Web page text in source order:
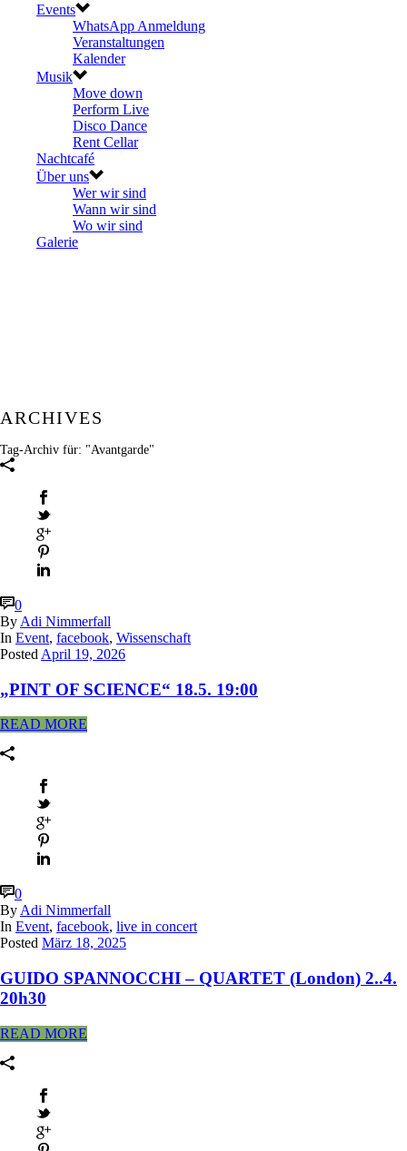
Events
WhatsApp Anmeldung
Veranstaltungen
Kalender
Musik
Move down
Perform Live
Disco Dance
Rent Cellar
Nachtcafé
Über uns
Wer wir sind
Wann wir sind
Wo wir sind
Galerie
ARCHIVES
Tag-Archiv für: "Avantgarde"
0
By Adi Nimmerfall
In Event, facebook, Wissenschaft
Posted April 19, 2026
„PINT OF SCIENCE“ 18.5. 19:00
READ MORE
0
ByAdi Nimmerfall
In Event, facebook, live in concert
Posted März 18, 2025
GUIDO SPANNOCCHI – QUARTET (London) 2..4.
20h30
READ MORE